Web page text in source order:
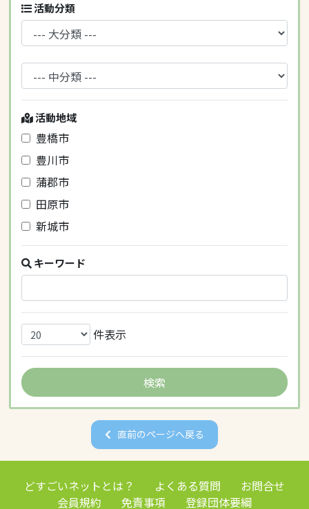
活動分類
活動地域
豊橋市
豊川市
蒲郡市
田原市
新城市
キーワード
件表示
直前のページへ戻る
どすごいネットとは？ よくある質問
お問合せ
会員規約
免責事項 登録団体要綱